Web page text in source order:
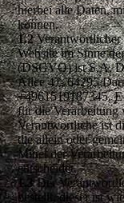
hierbei alle Daten,
können.
1.2Verantwortlicher
Website im Sinne
(DSGVO) ist S.A.
Allee 47, 64295
+4961519187345,
für die Verarbeitung
Verantwortliche ist
die allein oder
Mittel der
entscheidet.
1.3Der
bestellt, dieser ist